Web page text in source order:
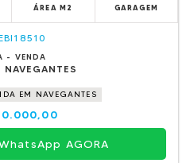
ÁREA M2 GARAGEM
- VENDA
EM NAVEGANTES
AGORA